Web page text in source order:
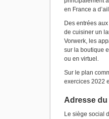
en France a
Des entrées
de cuisiner un
Vorwerk, les
sur la boutique
ou en virtuel.
Sur le plan
exercices 2022
Adresse
Le siège social